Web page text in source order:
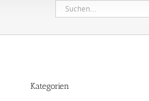
Suche
Kategorien